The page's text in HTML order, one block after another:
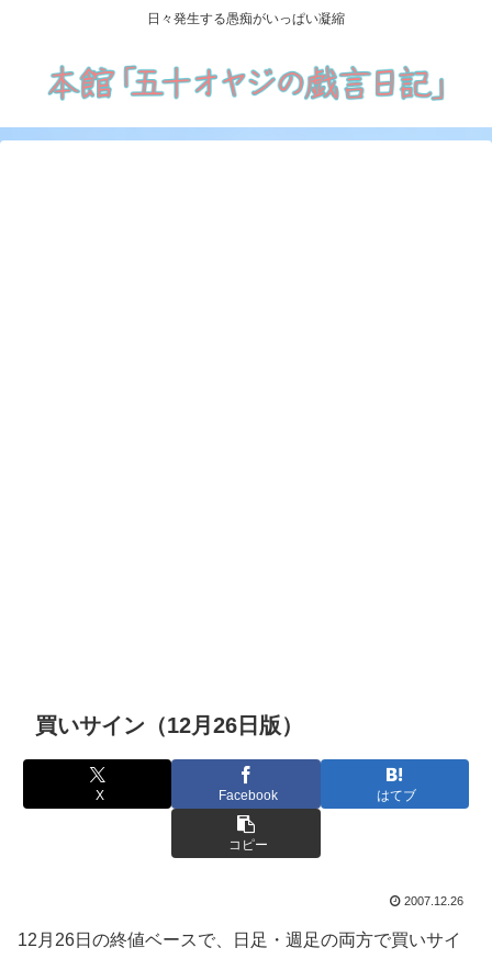
日々発生する愚痴がいっぱい凝縮
買いサイン（12月26日版）
X Facebook はてブ
コピー
2007.12.26
12月26日の終値ベースで、日足・週足の両方で買いサイ